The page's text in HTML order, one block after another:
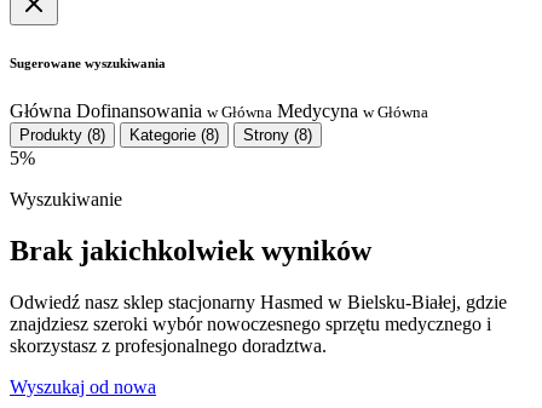
Sugerowane wyszukiwania
Główna Dofinansowania w Główna Medycyna w Główna
Produkty (8) Kategorie (8) Strony (8)
5%
Wyszukiwanie
Brak jakichkolwiek wyników
Odwiedź nasz sklep stacjonarny Hasmed w Bielsku-Białej, gdzie
znajdziesz szeroki wybór nowoczesnego sprzętu medycznego i
skorzystasz z profesjonalnego doradztwa.
Wyszukaj od nowa